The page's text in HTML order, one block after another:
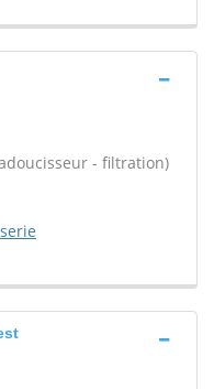
- filtration)